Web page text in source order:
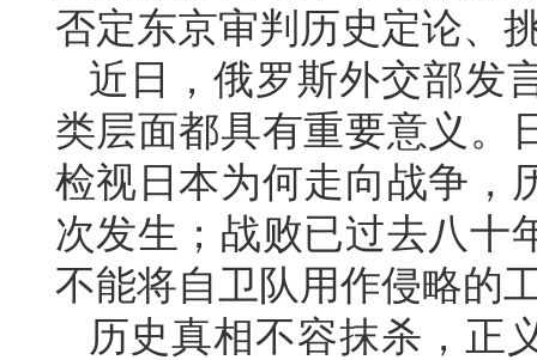
否定东京审判历史定论、
近日，俄罗斯外交部发
类层面都具有重要意义。
检视日本为何走向战争，
次发生；战败已过去八十
不能将自卫队用作侵略的
历史真相不容抹杀，正